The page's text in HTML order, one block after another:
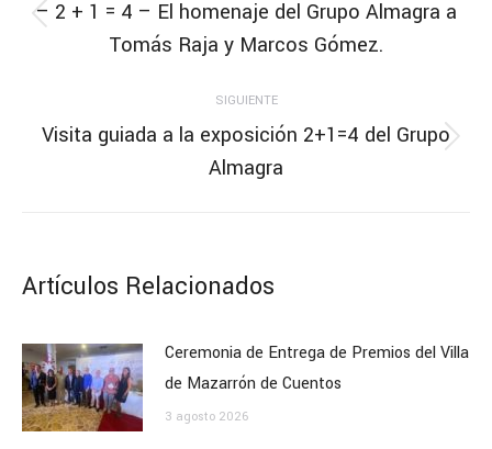
publicaciones
Publicación
anterior:
– 2 + 1 = 4 – El homenaje del Grupo Almagra a
Tomás Raja y Marcos Gómez.
SIGUIENTE
Publicación
siguiente:
Visita guiada a la exposición 2+1=4 del Grupo
Almagra
Artículos Relacionados
Ceremonia de Entrega de Premios del Villa
de Mazarrón de Cuentos
3 agosto 2026